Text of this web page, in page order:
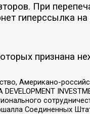
При
гиперссылка на
признана
Американо-
Соединенных